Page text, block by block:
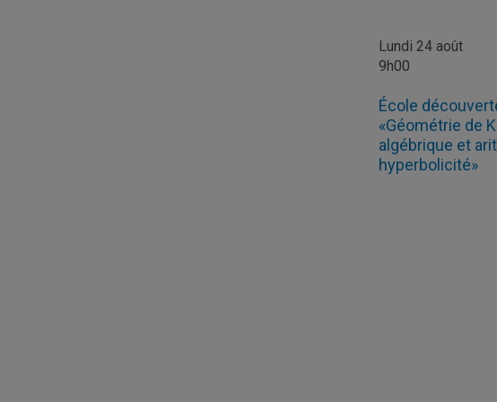
Lundi 24 août
9h00
École
«Géométrie de
algébrique et
hyperbolicité»